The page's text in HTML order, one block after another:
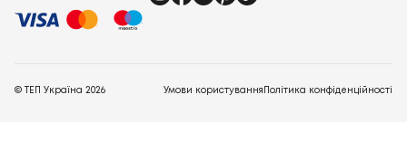
© ТЕП Україна 2026 Умови користування Політика конфіденційності